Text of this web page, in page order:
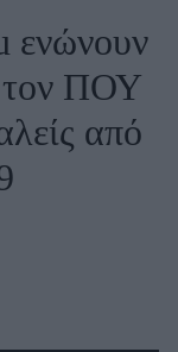
ενώνουν
τον ΠΟΥ
από